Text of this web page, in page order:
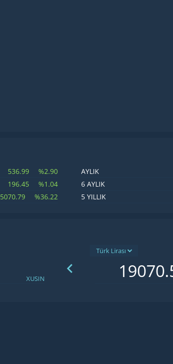
536.99 %2.90 AYLIK
196.45 %1.04 6 AYLIK
5070.79 %36.22 5 YILLIK
XUSIN